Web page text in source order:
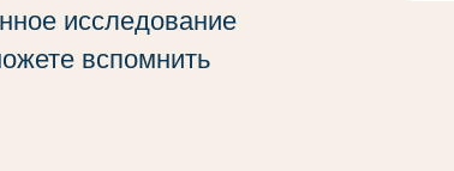
исследование
вспомнить